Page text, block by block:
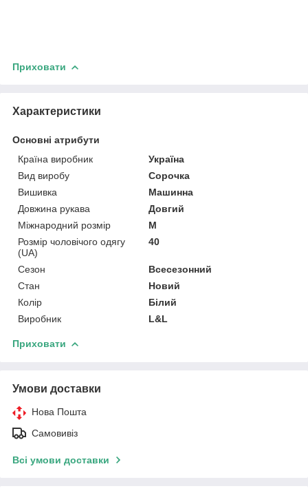
Приховати
Характеристики
Основні атрибути
Країна виробник
Україна
Вид виробу
Сорочка
Вишивка
Машинна
Довжина рукава
Довгий
Міжнародний розмір
M
Розмір чоловічого одягу
(UA)
40
Сезон
Всесезонний
Стан
Новий
Колір
Білий
Виробник
L&L
Приховати
Умови доставки
Нова Пошта
Самовивіз
Всі умови доставки